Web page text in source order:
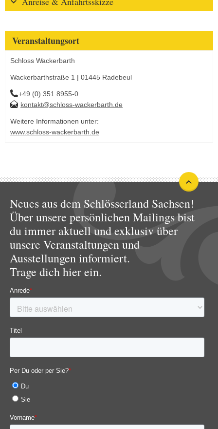
Veranstaltungsort
Schloss Wackerbarth
Wackerbarthstraße 1 | 01445 Radebeul
+49 (0) 351 8955-0
kontakt@schloss-wackerbarth.de
Weitere Informationen unter:
www.schloss-wackerbarth.de
Neues aus dem Schlösserland Sachsen!
Über unsere persönlichen Mailings bist
du immer aktuell und exklusiv über
unsere Veranstaltungen und
Ausstellungen informiert.
Trage dich hier ein.